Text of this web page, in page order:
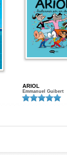
ARIOL
Emmanuel Guibert